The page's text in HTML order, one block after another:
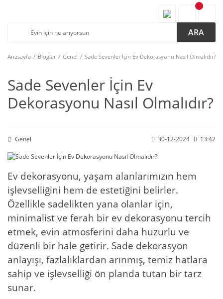
ARA
Anasayfa Bloglar Genel Sade Sevenler İçin Ev Dekorasyonu Nasıl Olmalıdır?
Sade Sevenler İçin Ev
Dekorasyonu Nasıl Olmalıdır?
Genel 30-12-2024 13:42
Ev dekorasyonu, yaşam alanlarımızın hem
işlevselliğini hem de estetiğini belirler.
Özellikle sadelikten yana olanlar için,
minimalist ve ferah bir ev dekorasyonu tercih
etmek, evin atmosferini daha huzurlu ve
düzenli bir hale getirir. Sade dekorasyon
anlayışı, fazlalıklardan arınmış, temiz hatlara
sahip ve işlevselliği ön planda tutan bir tarz
sunar.